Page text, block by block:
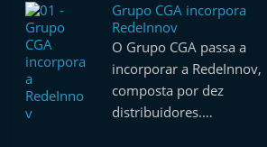
t
e
r
m
a
Grupo CGA incorpora
RedeInnov
O Grupo CGA passa a
incorporar a RedeInnov,
composta por dez
distribuidores.…